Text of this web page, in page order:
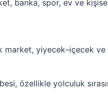
banka, spor, ev ve
market, yiyecek–içecek
özellikle yolculuk